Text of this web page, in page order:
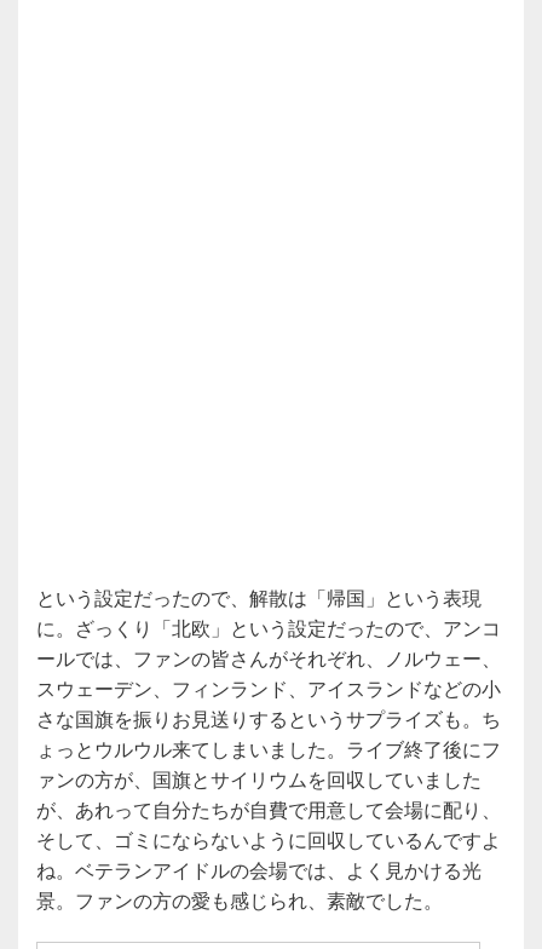
という設定だったので、解散は「帰国」という表現
に。ざっくり「北欧」という設定だったので、アンコ
ールでは、ファンの皆さんがそれぞれ、ノルウェー、
スウェーデン、フィンランド、アイスランドなどの小
さな国旗を振りお見送りするというサプライズも。ち
ょっとウルウル来てしまいました。ライブ終了後にフ
ァンの方が、国旗とサイリウムを回収していました
が、あれって自分たちが自費で用意して会場に配り、
そして、ゴミにならないように回収しているんですよ
ね。ベテランアイドルの会場では、よく見かける光
景。ファンの方の愛も感じられ、素敵でした。